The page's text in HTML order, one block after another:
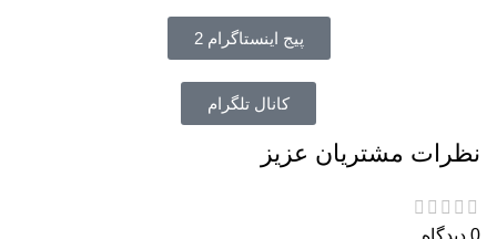
پیج اینستاگرام 2
کانال تلگرام
نظرات مشتریان عزیز
0 دیدگاه